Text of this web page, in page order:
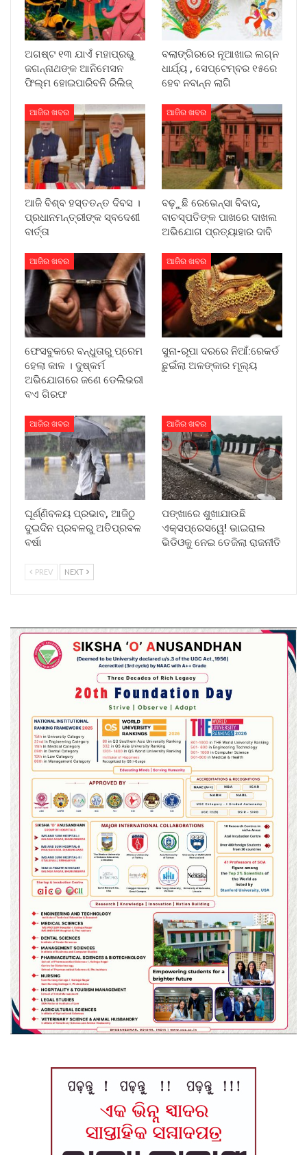
ଅଗଷ୍ଟ ୧୩ ଯାଏଁ ମହାପ୍ରଭୁ
ଜଗନ୍ନାଥଙ୍କ ଆନିମେସନ
ଫିଲ୍ମ ହୋଇପାରିବନି ରିଲିଜ୍
ବଲାଙ୍ଗିରରେ ନୂଆଖାଇ ଲଗ୍ନ
ଧାର୍ଯ୍ୟ , ସେପ୍ଟେମ୍ବର ୧୫ରେ
ହେବ ନବାନ୍ନ ଲାଗି
ଆଜିର ଖବର
ଆଜି ବିଶ୍ବ ହସ୍ତତନ୍ତ ଦିବସ ।
ପ୍ରଧାନମନ୍ତ୍ରୀଙ୍କ ସ୍ବଦେଶୀ
ବାର୍ତ୍ତା
ଆଜିର ଖବର
ବଢ଼ୁଛି ରେଭେନ୍ସା ବିବାଦ,
ବାଚସ୍ପତିଙ୍କ ପାଖରେ ଦାଖଲ
ଅଭିଯୋଗ ପ୍ରତ୍ୟାହାର ଦାବି
ଆଜିର ଖବର
ଫେସବୁକରେ ବନ୍ଧୁତାରୁ ପ୍ରେମ
ହେଲା କାଳ । ଦୁଷ୍କର୍ମ
ଅଭିଯୋଗରେ ଜଣେ ଡେଲିଭରୀ
ବଏ ଗିରଫ
ଆଜିର ଖବର
ସୁନା-ରୂପା ଦରରେ ନିଆଁ:ରେକର୍ଡ
ଛୁଇଁଲା ଅଳଙ୍କାର ମୂଲ୍ୟ
ଆଜିର ଖବର
ଘୂର୍ଣ୍ଣିବଳୟ ପ୍ରଭାବ, ଆଜିଠୁ
ଦୁଇଦିନ ପ୍ରବଳରୁ ଅତିପ୍ରବଳ
ବର୍ଷା
ଆଜିର ଖବର
ପଙ୍ଖାରେ ଶୁଖାଯାଉଛି
ଏକ୍ସପ୍ରେସୱେ! ଭାଇରାଲ
ଭିଡିଓକୁ ନେଇ ତେଜିଲା ରାଜନୀତି
PREV NEXT